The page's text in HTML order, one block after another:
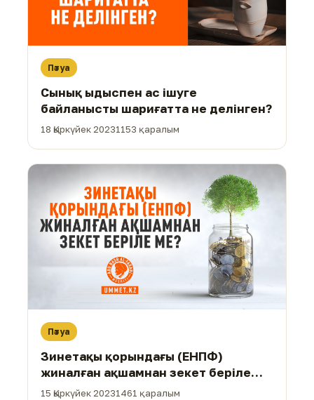
Пәтуа
Сынық ыдыспен ас ішуге
байланысты шариғатта не делінген?
18 Қыркүйек 20231153 қаралым
Пәтуа
Зинетақы қорындағы (ЕНПФ)
жиналған ақшамнан зекет беріле
ме?
15 Қыркүйек 20231461 қаралым